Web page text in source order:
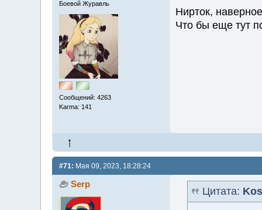
Боевой Журавль
Сообщений: 4263
Karma: 141
Нирток,
Что бы еще тут
#71: Мая 09, 2023, 18:28:24
Serp
Цитата: